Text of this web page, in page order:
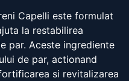
Capelli este formulat
la restabilirea
par. Aceste ingrediente
de par, actionand
si revitalizarea